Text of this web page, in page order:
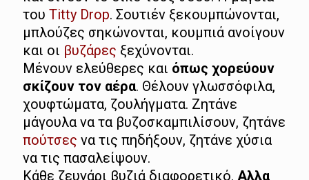
του Titty Drop. Σουτιέν ξεκουμπώνονται,
μπλούζες σηκώνονται, κουμπιά ανοίγουν
και οι βυζάρες ξεχύνονται.
Μένουν ελεύθερες και όπως χορεύουν
σκίζουν τον αέρα. Θέλουν γλωσσόφιλα,
χουφτώματα, ζουλήγματα. Ζητάνε
μάγουλα να τα βυζοσκαμπιλίσουν, ζητάνε
πούτσες να τις πηδήξουν, ζητάνε χύσια
να τις πασαλείψουν.
Κάθε ζευγάρι βυζιά διαφορετικό. Αλλα